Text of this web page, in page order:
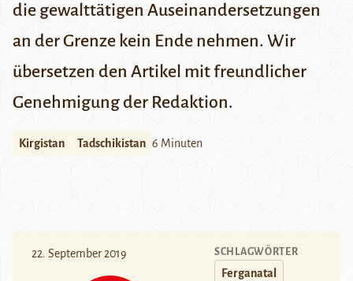
die gewalttätigen Auseinandersetzungen
an der Grenze kein Ende nehmen. Wir
übersetzen den Artikel mit freundlicher
Genehmigung der Redaktion.
Kirgistan Tadschikistan 6 Minuten
22. September 2019 SCHLAGWÖRTER
Ferganatal